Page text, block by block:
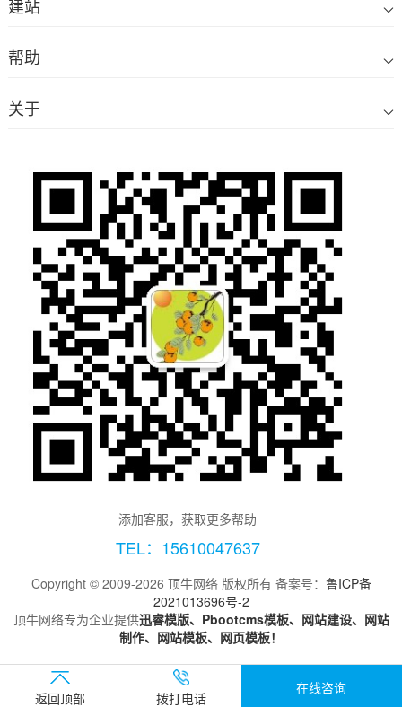
建站
帮助
关于
添加客服，获取更多帮助
TEL：15610047637
Copyright © 2009-2026 顶牛网络 版权所有 备案号： 鲁ICP备
2021013696号-2
顶牛网络专为企业提供迅睿模版、Pbootcms模板、网站建设、网站
制作、网站模板、网页模板！
返回顶部 拨打电话
在线咨询